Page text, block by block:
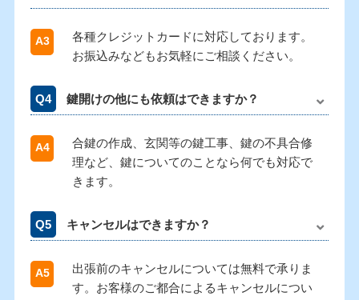
各種クレジットカードに対応しております。
お振込みなどもお気軽にご相談ください。
鍵開けの他にも依頼はできますか？
合鍵の作成、玄関等の鍵工事、鍵の不具合修
理など、鍵についてのことなら何でも対応で
きます。
キャンセルはできますか？
出張前のキャンセルについては無料で承りま
す。お客様のご都合によるキャンセルについ